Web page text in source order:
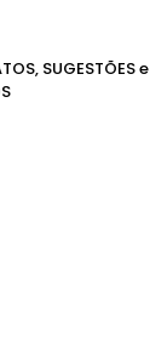
SUGESTÕES e